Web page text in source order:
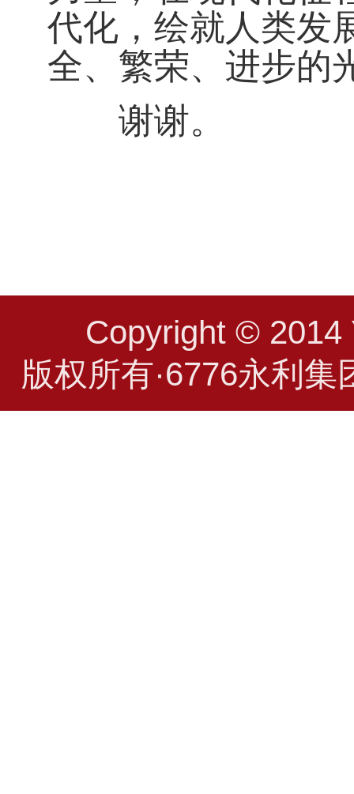
代化，绘就人类发
全、繁荣、进步的
谢谢。
Copyright © 2014
版权所有·6776永利